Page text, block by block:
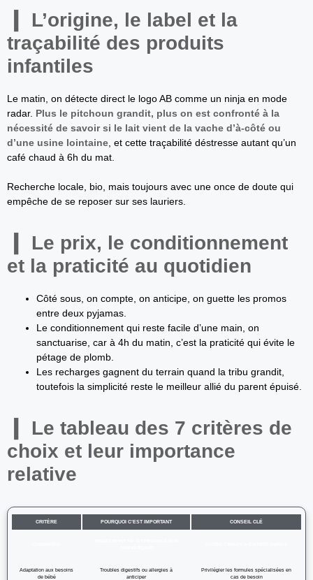
L’origine, le label et la
traçabilité des produits
infantiles
Le matin, on détecte direct le logo AB comme un ninja en mode
radar. Plus le pitchoun grandit, plus on est confronté à la
nécessité de savoir si le lait vient de la vache d’à-côté ou
d’une usine lointaine , et cette traçabilité déstresse autant qu’un
café chaud à 6h du mat.
Recherche locale, bio, mais toujours avec une once de doute qui
empêche de se reposer sur ses lauriers.
Le prix, le conditionnement
et la praticité au quotidien
Côté sous, on compte, on anticipe, on guette les promos
entre deux pyjamas.
Le conditionnement qui reste facile d’une main, on
sanctuarise, car à 4h du matin, c’est la praticité qui évite le
pétage de plomb.
Les recharges gagnent du terrain quand la tribu grandit,
toutefois la simplicité reste le meilleur allié du parent épuisé.
Le tableau des 7 critères de
choix et leur importance
relative
CRITÈRE POURQUOI C’EST IMPORTANT CONSEIL CLÉ
Adaptation aux besoins
de bébé
Troubles digestifs ou allergies à
anticiper
Privilégier les formules spécialisées en
cas de besoin